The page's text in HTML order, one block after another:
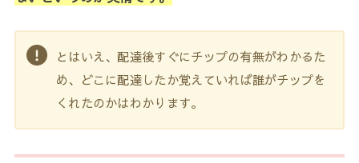
とはいえ、配達後すぐにチップの有無がわかるた
め、どこに配達したか覚えていれば誰がチップを
くれたのかはわかります。